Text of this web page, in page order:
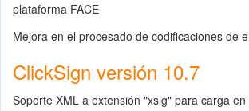
plataforma FACE
Mejora en el procesado de codificaciones de
ClickSign versión 10.7
Soporte XML a extensión "xsig" para carga